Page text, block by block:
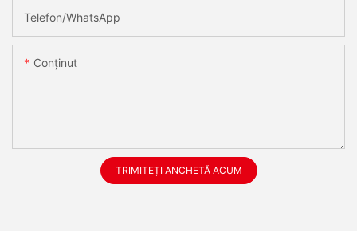
Telefon/WhatsApp
Conţinut
TRIMITEȚI ANCHETĂ ACUM